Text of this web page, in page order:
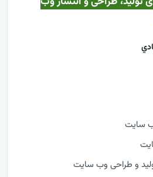
سایت
و طراحی وب سایت